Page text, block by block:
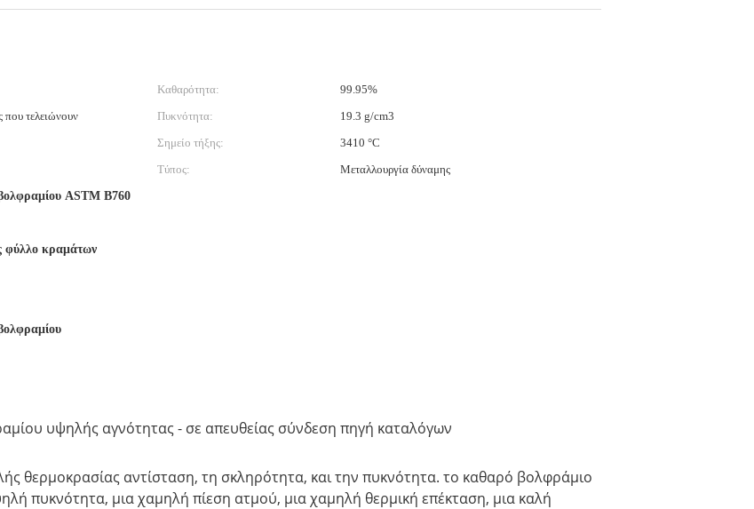
Καθαρότητα:
99.95%
τελειώνουν Πυκνότητα:
19.3 g/cm3
Σημείο τήξης:
3410 °C
Τύπος:
Μεταλλουργία δύναμης
ASTM B760
φύλλο κραμάτων
υψηλής αγνότητας - σε απευθείας σύνδεση πηγή καταλόγων
θερμοκρασίας αντίσταση, τη σκληρότητα, και την πυκνότητα. το καθαρό βολφράμιο
πυκνότητα, μια χαμηλή πίεση ατμού, μια χαμηλή θερμική επέκταση, μια καλή